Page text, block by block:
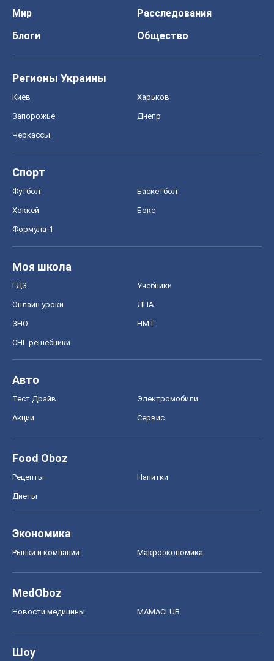
Мир
Расследования
Блоги
Общество
Регионы Украины
Киев Харьков
Запорожье Днепр
Черкассы
Спорт
Футбол Баскетбол
Хоккей Бокс
Формула-1
Моя школа
ГДЗ Учебники
Онлайн уроки ДПА
ЗНО НМТ
СНГ решебники
Авто
Тест Драйв Электромобили
Акции Сервис
Food Oboz
Рецепты Напитки
Диеты
Экономика
Рынки и компании Mакроэкономика
MedOboz
Новости медицины MAMACLUB
Шоу